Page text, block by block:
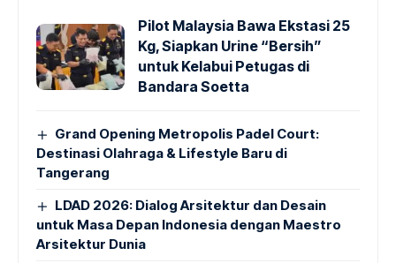
Pilot Malaysia Bawa Ekstasi 25
Kg, Siapkan Urine “Bersih”
untuk Kelabui Petugas di
Bandara Soetta
Grand Opening Metropolis Padel Court:
Destinasi Olahraga & Lifestyle Baru di
Tangerang
LDAD 2026: Dialog Arsitektur dan Desain
untuk Masa Depan Indonesia dengan Maestro
Arsitektur Dunia